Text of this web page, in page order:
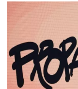
Libero
Libero.it